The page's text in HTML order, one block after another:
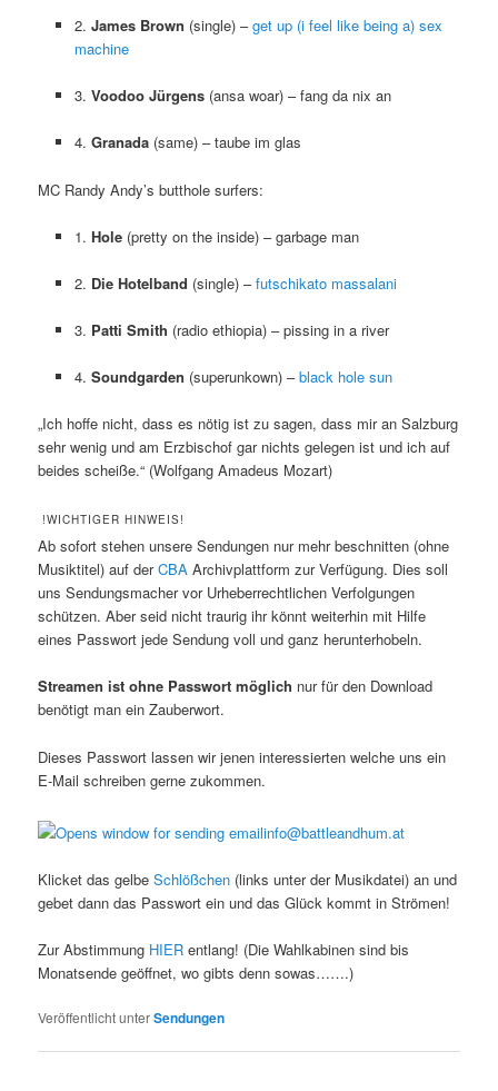
2. James Brown (single) –get up (i feel like being a) sex
machine
3. Voodoo Jürgens (ansa woar) – fang da nix an
4. Granada(same) – taube im glas
MC Randy Andy’s butthole surfers:
1. Hole(pretty on the inside) – garbage man
2. Die Hotelband (single) –futschikato massalani
3. Patti Smith (radio ethiopia) – pissing in a river
4. Soundgarden (superunkown) –black hole sun
„Ich hoffe nicht, dass es nötig ist zu sagen, dass mir an Salzburg
sehr wenig und am Erzbischof gar nichts gelegen ist und ich auf
beides scheiße.“ (Wolfgang Amadeus Mozart)
!WICHTIGER HINWEIS!
Ab sofort stehen unsere Sendungen nur mehr beschnitten (ohne
Musiktitel) auf derCBA Archivplattform zur Verfügung. Dies soll
uns Sendungsmacher vor Urheberrechtlichen Verfolgungen
schützen. Aber seid nicht traurig ihr könnt weiterhin mit Hilfe
eines Passwort jede Sendung voll und ganz herunterhobeln.
Streamen ist ohne Passwort möglich nur für den Download
benötigt man ein Zauberwort.
Dieses Passwort lassen wir jenen interessierten welche uns ein
E-Mail schreiben gerne zukommen.
info@battleandhum.at
Klicket das gelbeSchlößchen (links unter der Musikdatei) an und
gebet dann das Passwort ein und das Glück kommt in Strömen!
Zur Abstimmung HIER entlang! (Die Wahlkabinen sind bis
Monatsende geöffnet, wo gibts denn sowas…….)
Veröffentlicht unterSendungen